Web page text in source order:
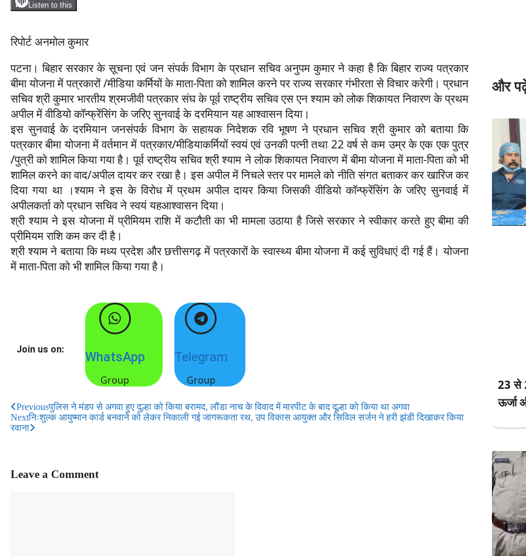
Listen to this
रिपोर्ट अनमोल कुमार
पटना। बिहार सरकार के सूचना एवं जन संपर्क विभाग के प्रधान सचिव अनुपम कुमार ने कहा है कि बिहार राज्य पत्रकार
बीमा योजना में पत्रकारों /मीडिया कर्मियों के माता-पिता को शामिल करने पर राज्य सरकार गंभीरता से विचार करेगी। प्रधान
सचिव श्री कुमार भारतीय श्रमजीवी पत्रकार संघ के पूर्व राष्ट्रीय सचिव एस एन श्याम को लोक शिकायत निवारण के प्रथम
अपील में वीडियो कॉन्फ्रेंसिंग के जरिए सुनवाई के दरमियान यह आश्वासन दिया।
इस सुनवाई के दरमियान जनसंपर्क विभाग के सहायक निदेशक रवि भूषण ने प्रधान सचिव श्री कुमार को बताया कि
पत्रकार बीमा योजना में वर्तमान में पत्रकार/मीडियाकर्मियों स्वयं एवं उनकी पत्नी तथा 22 वर्ष से कम उम्र के एक एक पुत्र
/पुत्री को शामिल किया गया है। पूर्व राष्ट्रीय सचिव श्री श्याम ने लोक शिकायत निवारण में बीमा योजना में माता-पिता को भी
शामिल करने का वाद/अपील दायर कर रखा है। इस अपील में निचले स्तर पर मामले को नीति संगत बताकर कर खारिज कर
दिया गया था ।श्याम ने इस के विरोध में प्रथम अपील दायर किया जिसकी वीडियो कॉन्फ्रेंसिंग के जरिए सुनवाई में
अपीलकर्ता को प्रधान सचिव ने स्वयं यहआश्वासन दिया।
श्री श्याम ने इस योजना में प्रीमियम राशि में कटौती का भी मामला उठाया है जिसे सरकार ने स्वीकार करते हुए बीमा की
प्रीमियम राशि कम कर दी है।
श्री श्याम ने बताया कि मध्य प्रदेश और छत्तीसगढ़ में पत्रकारों के स्वास्थ्य बीमा योजना में कई सुविधाएं दी गई हैं। योजना
में माता-पिता को भी शामिल किया गया है।
Join us on:
WhatsApp
Group
Telegram
Group
Previousपुलिस ने मंडप से अगवा हुए दुल्हा को किया बरामद, लौंडा नाच के विवाद में मारपीट के बाद दूल्हा को किया था अगवा
Nextनिःशुल्क आयुष्मान कार्ड बनवाने को लेकर निकाली गई जागरूकता रथ, उप विकास आयुक्त और सिविल सर्जन ने हरी झंडी दिखाकर किया
रवाना
Leave a Comment
और
23 से
ऊर्जा